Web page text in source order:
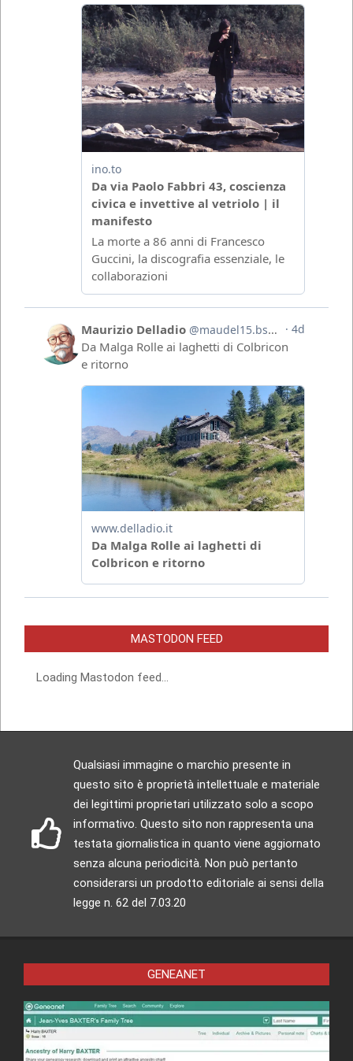
MASTODON FEED
Loading Mastodon feed...
Qualsiasi immagine o marchio presente in
questo sito è proprietà intellettuale e materiale
dei legittimi proprietari utilizzato solo a scopo
informativo. Questo sito non rappresenta una
testata giornalistica in quanto viene aggiornato
senza alcuna periodicità. Non può pertanto
considerarsi un prodotto editoriale ai sensi della
legge n. 62 del 7.03.20
GENEANET